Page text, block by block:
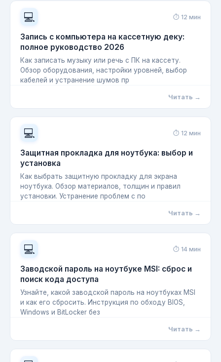
💻 ⏱ 12 мин
Запись с компьютера на кассетную деку:
полное руководство 2026
Как записать музыку или речь с ПК на кассету.
Обзор оборудования, настройки уровней, выбор
кабелей и устранение шумов пр
Читать →
💻 ⏱ 12 мин
Защитная прокладка для ноутбука: выбор и
установка
Как выбрать защитную прокладку для экрана
ноутбука. Обзор материалов, толщин и правил
установки. Устранение проблем с по
Читать →
💻 ⏱ 14 мин
Заводской пароль на ноутбуке MSI: сброс и
поиск кода доступа
Узнайте, какой заводской пароль на ноутбуках MSI
и как его сбросить. Инструкция по обходу BIOS,
Windows и BitLocker без
Читать →